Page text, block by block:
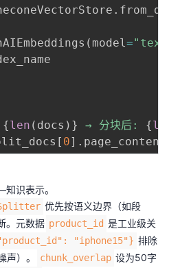
.
( model=
{len ( docs ) } → 分块后: {
[ 0] . page_content
识表示。
优先按语义边界（如段
。元数据 product_id 是工业级关
"iphone15"} 排除
）。
chunk_overlap 设为50字